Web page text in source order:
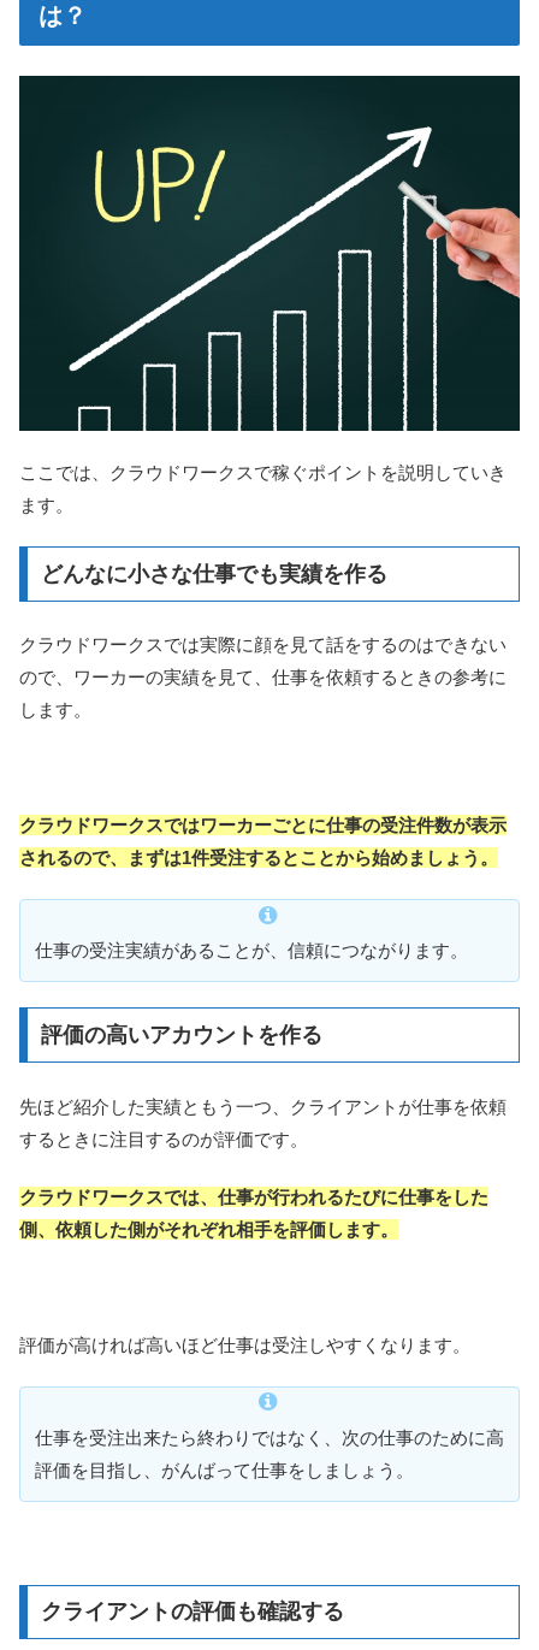
は？
ここでは、クラウドワークスで稼ぐポイントを説明していき
ます。
どんなに小さな仕事でも実績を作る
クラウドワークスでは実際に顔を見て話をするのはできない
ので、ワーカーの実績を見て、仕事を依頼するときの参考に
します。
クラウドワークスではワーカーごとに仕事の受注件数が表示
されるので、まずは1件受注するとことから始めましょう。
仕事の受注実績があることが、信頼につながります。
評価の高いアカウントを作る
先ほど紹介した実績ともう一つ、クライアントが仕事を依頼
するときに注目するのが評価です。
クラウドワークスでは、仕事が行われるたびに仕事をした
側、依頼した側がそれぞれ相手を評価します。
評価が高ければ高いほど仕事は受注しやすくなります。
仕事を受注出来たら終わりではなく、次の仕事のために高
評価を目指し、がんばって仕事をしましょう。
クライアントの評価も確認する